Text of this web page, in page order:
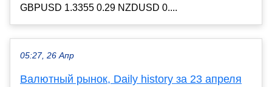
GBPUSD 1.3355 0.29 NZDUSD 0....
05:27, 26 Апр
Валютный рынок, Daily history за 23 апреля